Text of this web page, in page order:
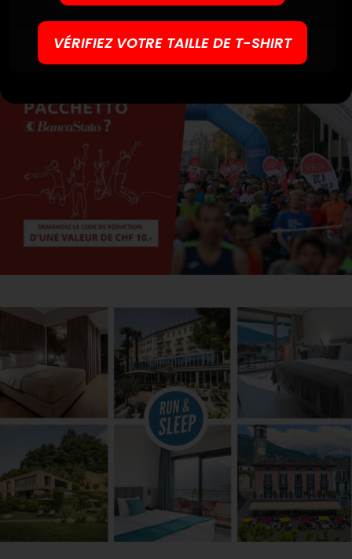
Avez-vous un Pacchetto
BancaStato?
Run & Sleep
VÉRIFIEZ VOTRE TAILLE DE T-SHIRT